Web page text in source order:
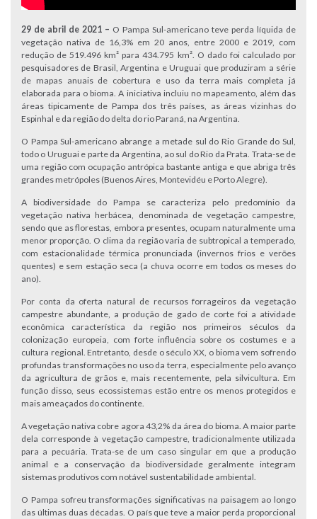
29 de abril de 2021 – O Pampa Sul-americano teve perda líquida de
vegetação nativa de 16,3% em 20 anos, entre 2000 e 2019, com
redução de 519.496 km² para 434.795 km². O dado foi calculado por
pesquisadores de Brasil, Argentina e Uruguai que produziram a série
de mapas anuais de cobertura e uso da terra mais completa já
elaborada para o bioma. A iniciativa incluiu no mapeamento, além das
áreas tipicamente de Pampa dos três países, as áreas vizinhas do
Espinhal e da região do delta do rio Paraná, na Argentina.
O Pampa Sul-americano abrange a metade sul do Rio Grande do Sul,
todo o Uruguai e parte da Argentina, ao sul do Rio da Prata. Trata-se de
uma região com ocupação antrópica bastante antiga e que abriga três
grandes metrópoles (Buenos Aires, Montevidéu e Porto Alegre).
A biodiversidade do Pampa se caracteriza pelo predomínio da
vegetação nativa herbácea, denominada de vegetação campestre,
sendo que as florestas, embora presentes, ocupam naturalmente uma
menor proporção. O clima da região varia de subtropical a temperado,
com estacionalidade térmica pronunciada (invernos frios e verões
quentes) e sem estação seca (a chuva ocorre em todos os meses do
ano).
Por conta da oferta natural de recursos forrageiros da vegetação
campestre abundante, a produção de gado de corte foi a atividade
econômica característica da região nos primeiros séculos da
colonização europeia, com forte influência sobre os costumes e a
cultura regional. Entretanto, desde o século XX, o bioma vem sofrendo
profundas transformações no uso da terra, especialmente pelo avanço
da agricultura de grãos e, mais recentemente, pela silvicultura. Em
função disso, seus ecossistemas estão entre os menos protegidos e
mais ameaçados do continente.
A vegetação nativa cobre agora 43,2% da área do bioma. A maior parte
dela corresponde à vegetação campestre, tradicionalmente utilizada
para a pecuária. Trata-se de um caso singular em que a produção
animal e a conservação da biodiversidade geralmente integram
sistemas produtivos com notável sustentabilidade ambiental.
O Pampa sofreu transformações significativas na paisagem ao longo
das últimas duas décadas. O país que teve a maior perda proporcional